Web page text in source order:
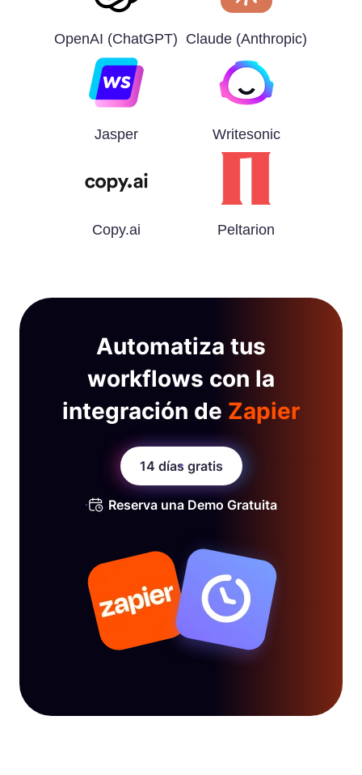
OpenAI (ChatGPT) Claude (Anthropic)
Jasper Writesonic
Copy.ai Peltarion
Automatiza tus
workflows con la
integración de Zapier
14 días gratis
Reserva una Demo Gratuita